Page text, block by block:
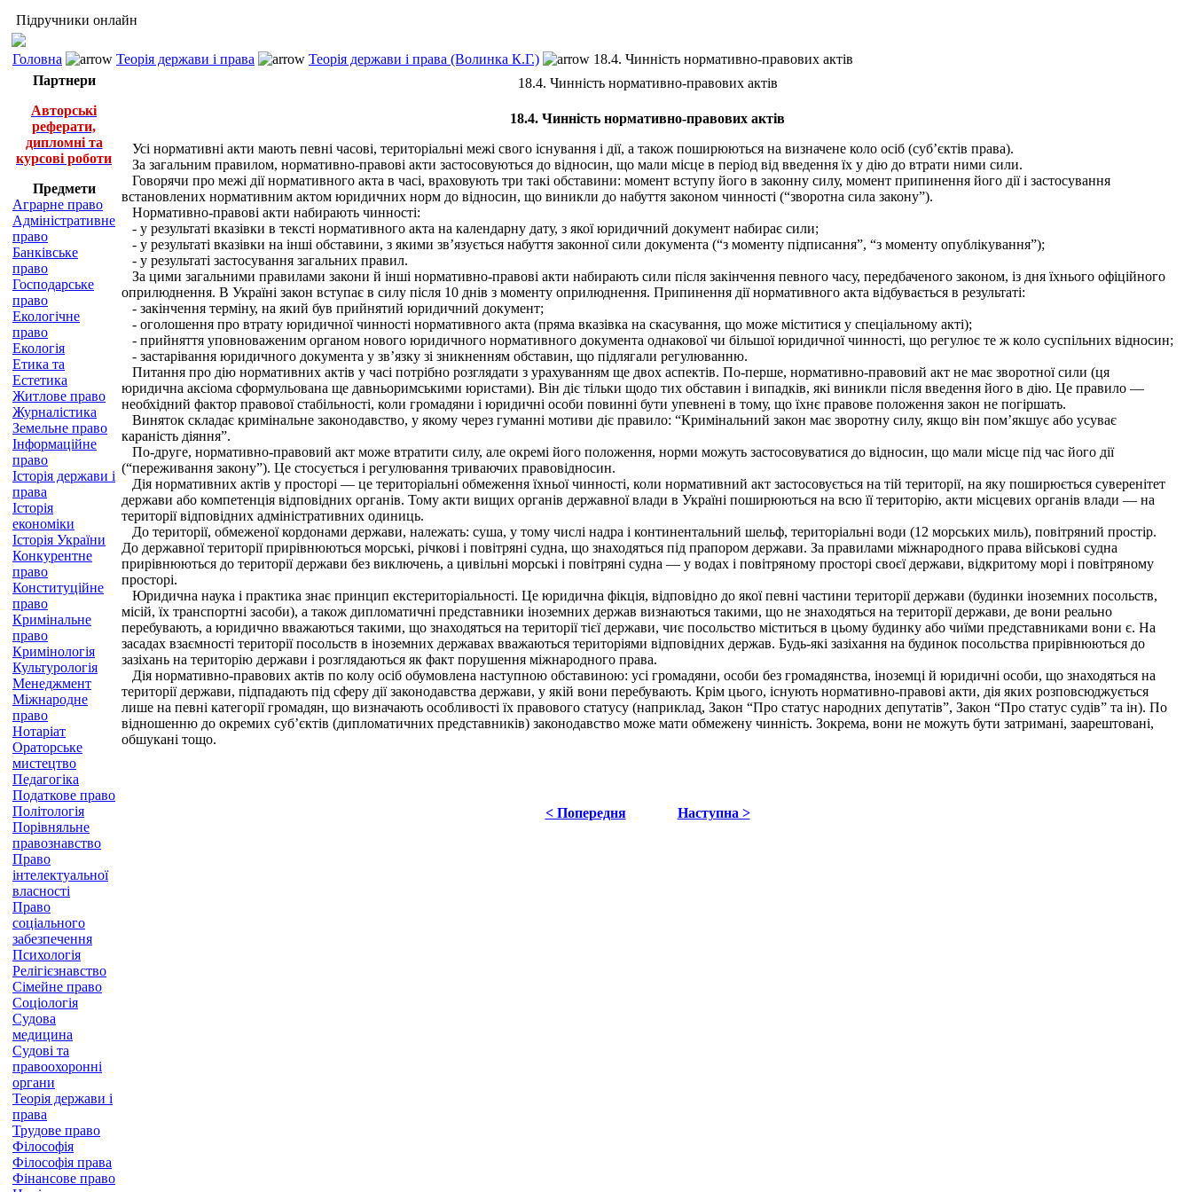
Підручники онлайн
Головна Теорія держави і права Теорія держави і права (Волинка К.Г.)
18.4. Чинність нормативно-правових актів
Партнери
Авторські
реферати,
дипломні та
курсові роботи
Предмети
Аграрне право
Адміністративне
право
Банківське
право
Господарське
право
Екологічне
право
Екологія
Етика та
Естетика
Житлове право
Журналістика
Земельне право
Інформаційне
право
Історія держави і
права
Історія
економіки
Історія України
Конкурентне
право
Конституційне
право
Кримінальне
право
Кримінологія
Культурологія
Менеджмент
Міжнародне
право
Нотаріат
Ораторське
мистецтво
Педагогіка
Податкове право
Політологія
Порівняльне
правознавство
Право
інтелектуальної
власності
Право
соціального
забезпечення
Психологія
Релігієзнавство
Сімейне право
Соціологія
Судова
медицина
Судові та
правоохоронні
органи
Теорія держави і
права
Трудове право
Філософія
Філософія права
Фінансове право
18.4. Чинність нормативно-правових актів
18.4. Чинність нормативно-правових актів
Усі нормативні акти мають певні часові, територіальні межі свого існування і дії, а також поширюються на визначене коло осіб (суб’єктів права).
За загальним правилом, нормативно-правові акти застосовуються до відносин, що мали місце в період від введення їх у дію до втрати ними сили.
Говорячи про межі дії нормативного акта в часі, враховують три такі обставини: момент вступу його в законну силу, момент припинення його дії і застосування
встановлених нормативним актом юридичних норм до відносин, що виникли до набуття законом чинності (“зворотна сила закону”).
Нормативно-правові акти набирають чинності:
- у результаті вказівки в тексті нормативного акта на календарну дату, з якої юридичний документ набирає сили;
- у результаті вказівки на інші обставини, з якими зв’язується набуття законної сили документа (“з моменту підписання”, “з моменту опублікування”);
- у результаті застосування загальних правил.
За цими загальними правилами закони й інші нормативно-правові акти набирають сили після закінчення певного часу, передбаченого законом, із дня їхнього офіційного
оприлюднення. В Україні закон вступає в силу після 10 днів з моменту оприлюднення. Припинення дії нормативного акта відбувається в результаті:
- закінчення терміну, на який був прийнятий юридичний документ;
- оголошення про втрату юридичної чинності нормативного акта (пряма вказівка на скасування, що може міститися у спеціальному акті);
- прийняття уповноваженим органом нового юридичного нормативного документа однакової чи більшої юридичної чинності, що регулює те ж коло суспільних відносин;
- застарівання юридичного документа у зв’язку зі зникненням обставин, що підлягали регулюванню.
Питання про дію нормативних актів у часі потрібно розглядати з урахуванням ще двох аспектів. По-перше, нормативно-правовий акт не має зворотної сили (ця
юридична аксіома сформульована ще давньоримськими юристами). Він діє тільки щодо тих обставин і випадків, які виникли після введення його в дію. Це правило —
необхідний фактор правової стабільності, коли громадяни і юридичні особи повинні бути упевнені в тому, що їхнє правове положення закон не погіршать.
Виняток складає кримінальне законодавство, у якому через гуманні мотиви діє правило: “Кримінальний закон має зворотну силу, якщо він пом’якшує або усуває
караність діяння”.
По-друге, нормативно-правовий акт може втратити силу, але окремі його положення, норми можуть застосовуватися до відносин, що мали місце під час його дії
(“переживання закону”). Це стосується і регулювання триваючих правовідносин.
Дія нормативних актів у просторі — це територіальні обмеження їхньої чинності, коли нормативний акт застосовується на тій території, на яку поширюється суверенітет
держави або компетенція відповідних органів. Тому акти вищих органів державної влади в Україні поширюються на всю її територію, акти місцевих органів влади — на
території відповідних адміністративних одиниць.
До території, обмеженої кордонами держави, належать: суша, у тому числі надра і континентальний шельф, територіальні води (12 морських миль), повітряний простір.
До державної території прирівнюються морські, річкові і повітряні судна, що знаходяться під прапором держави. За правилами міжнародного права військові судна
прирівнюються до території держави без виключень, а цивільні морські і повітряні судна — у водах і повітряному просторі своєї держави, відкритому морі і повітряному
просторі.
Юридична наука і практика знає принцип екстериторіальності. Це юридична фікція, відповідно до якої певні частини території держави (будинки іноземних посольств,
місій, їх транспортні засоби), а також дипломатичні представники іноземних держав визнаються такими, що не знаходяться на території держави, де вони реально
перебувають, а юридично вважаються такими, що знаходяться на території тієї держави, чиє посольство міститься в цьому будинку або чиїми представниками вони є. На
засадах взаємності території посольств в іноземних державах вважаються територіями відповідних держав. Будь-які зазіхання на будинок посольства прирівнюються до
зазіхань на територію держави і розглядаються як факт порушення міжнародного права.
Дія нормативно-правових актів по колу осіб обумовлена наступною обставиною: усі громадяни, особи без громадянства, іноземці й юридичні особи, що знаходяться на
території держави, підпадають під сферу дії законодавства держави, у якій вони перебувають. Крім цього, існують нормативно-правові акти, дія яких розповсюджується
лише на певні категорії громадян, що визначають особливості їх правового статусу (наприклад, Закон “Про статус народних депутатів”, Закон “Про статус судів” та ін). По
відношенню до окремих суб’єктів (дипломатичних представників) законодавство може мати обмежену чинність. Зокрема, вони не можуть бути затримані, заарештовані,
обшукані тощо.
< Попередня Наступна >